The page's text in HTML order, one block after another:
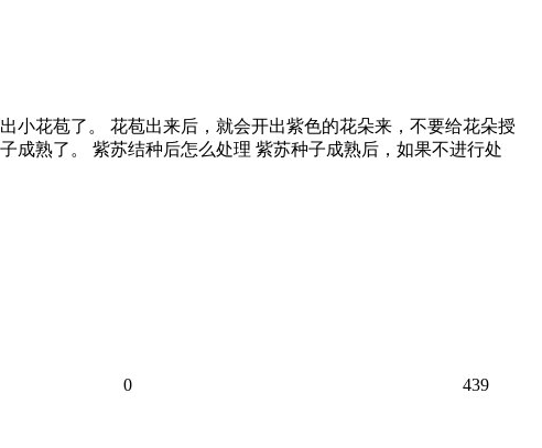
小花苞了。 花苞出来后，就会开出紫色的花朵来，不要给花朵授
成熟了。 紫苏结种后怎么处理 紫苏种子成熟后，如果不进行处
0 439